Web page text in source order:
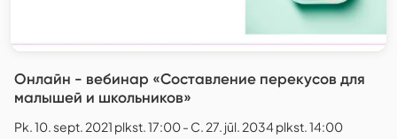
Онлайн - вебинар «Составление перекусов для
малышей и школьников»
Pk. 10. sept. 2021 plkst. 17:00 - C. 27. jūl. 2034 plkst. 14:00